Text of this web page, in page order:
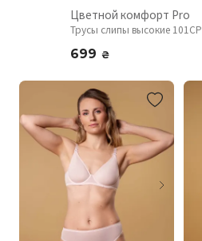
Цветной комфорт Pro
Трусы слипы высокие 101CP
699 ₴